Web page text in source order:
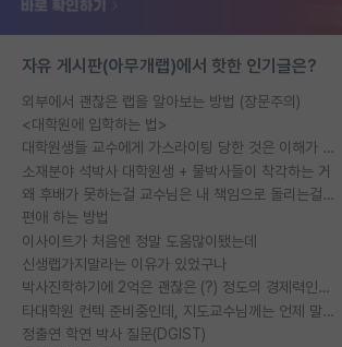
자유 게시판(아무개랩)에서 핫한 인기글은?
외부에서 괜찮은 랩을 알아보는 방법 (장문주의)
<대학원에 입학하는 법>
대학원생들 교수에게 가스라이팅 당한 것은 이해가 갑니다. 안타깝네요.
소재분야 석박사 대학원생 + 물박사들이 착각하는 거
왜 후배가 못하는걸 교수님은 내 책임으로 돌리는걸까요?
편애 하는 방법
이사이트가 처음엔 정말 도움많이됐는데
신생랩가지말라는 이유가 있었구나
박사진학하기에 2억은 괜찮은 (?) 정도의 경제력인가요
타대학원 컨텍 준비중인데, 지도교수님께는 언제 말씀드려야 할까요?
정출연 학연 박사 질문(DGIST)